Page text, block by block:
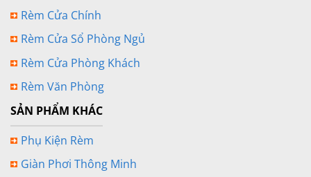
Rèm Cửa Chính
Rèm Cửa Sổ Phòng Ngủ
Rèm Cửa Phòng Khách
Rèm Văn Phòng
SẢN PHẨM KHÁC
Phụ Kiện Rèm
Giàn Phơi Thông Minh